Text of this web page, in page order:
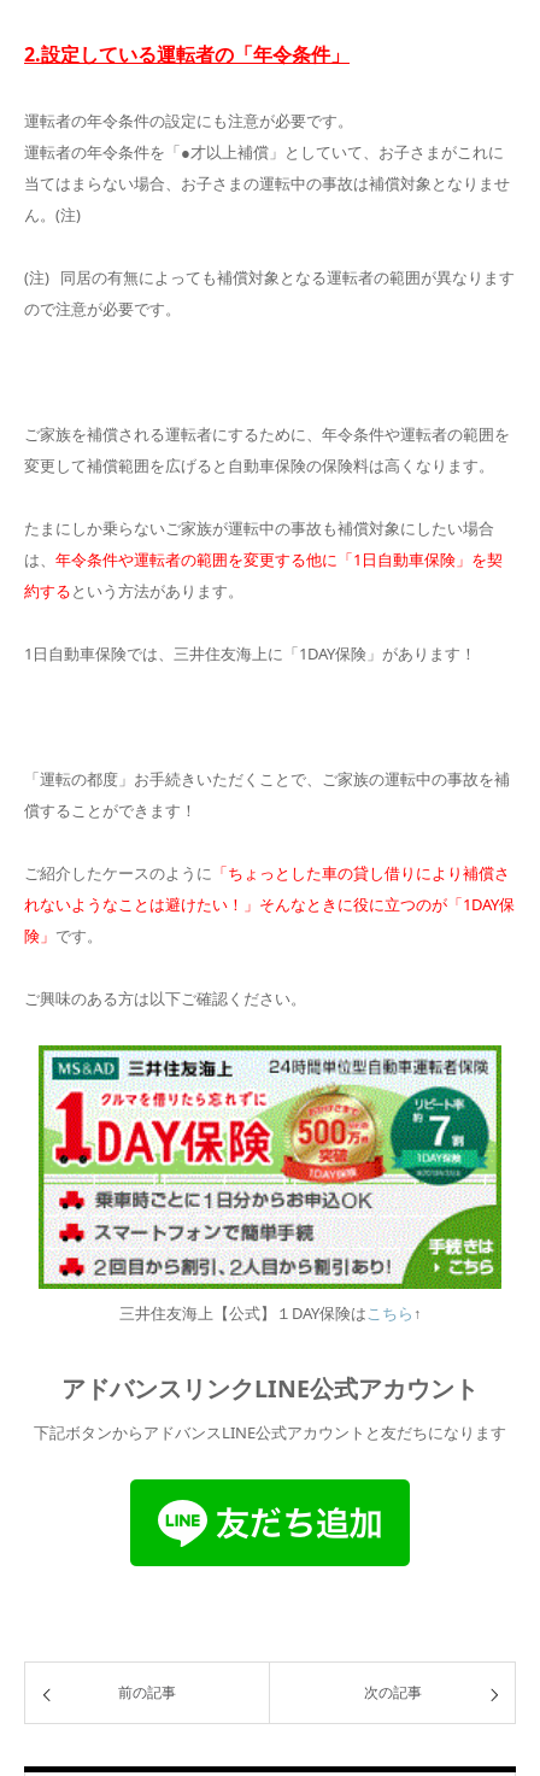
2.設定している運転者の「年令条件」
運転者の年令条件の設定にも注意が必要です。
運転者の年令条件を「●才以上補償」としていて、お子さまがこれに
当てはまらない場合、お子さまの運転中の事故は補償対象となりませ
ん。(注)
(注) 同居の有無によっても補償対象となる運転者の範囲が異なります
ので注意が必要です。
ご家族を補償される運転者にするために、年令条件や運転者の範囲を
変更して補償範囲を広げると自動車保険の保険料は高くなります。
たまにしか乗らないご家族が運転中の事故も補償対象にしたい場合
は、 年令条件や運転者の範囲を変更する他に「1日自動車保険」を契
約するという方法があります。
1日自動車保険では、三井住友海上に「1DAY保険」があります！
「運転の都度」お手続きいただくことで、ご家族の運転中の事故を補
償することができます！
ご紹介したケースのように 「ちょっとした車の貸し借りにより補償さ
れないようなことは避けたい！」そんなときに役に立つのが「1DAY保
険」 です。
ご興味のある方は以下ご確認ください。
三井住友海上【公式】１DAY保険はこちら ↑
アドバンスリンクLINE公式アカウント
下記ボタンからアドバンスLINE公式アカウントと友だちになります
前の記事 次の記事